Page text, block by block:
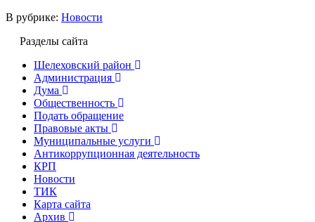
В рубрике: Новости
Разделы сайта
Шелеховский район
Администрация
Дума
Общественность
Подать обращение
Правовые акты
Муниципальные услуги
Антикоррупционная деятельность
КРП
Новости
ТИК
Карта сайта
Архив